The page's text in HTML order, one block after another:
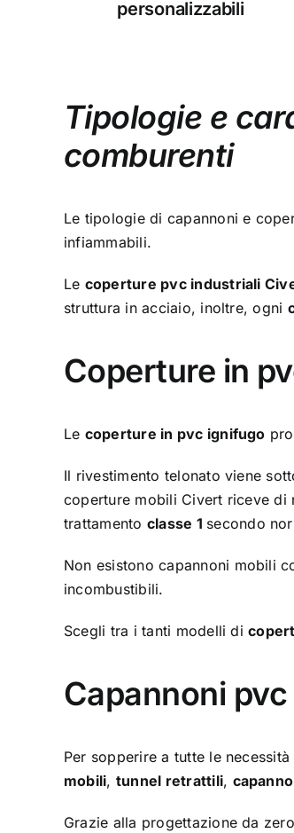
personalizzabili
Tipologie e
comburenti
Le tipologie di capannoni e
infiammabili.
Le coperture pvc industriali
struttura in acciaio, inoltre, ogni
Coperture in
Le coperture in pvc ignifugo
Il rivestimento telonato viene
coperture mobili Civert riceve di
trattamento classe 1 secondo
Non esistono capannoni mobili
incombustibili.
Scegli tra i tanti modelli di
Capannoni
Per sopperire a tutte le
mobili, tunnel retrattili,
Grazie alla progettazione da